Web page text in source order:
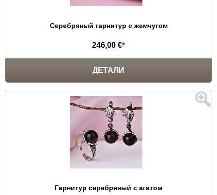
Серебряный гарнитур с жемчугом
246,00 €*
ДЕТАЛИ
Гарнитур серебряный с агатом